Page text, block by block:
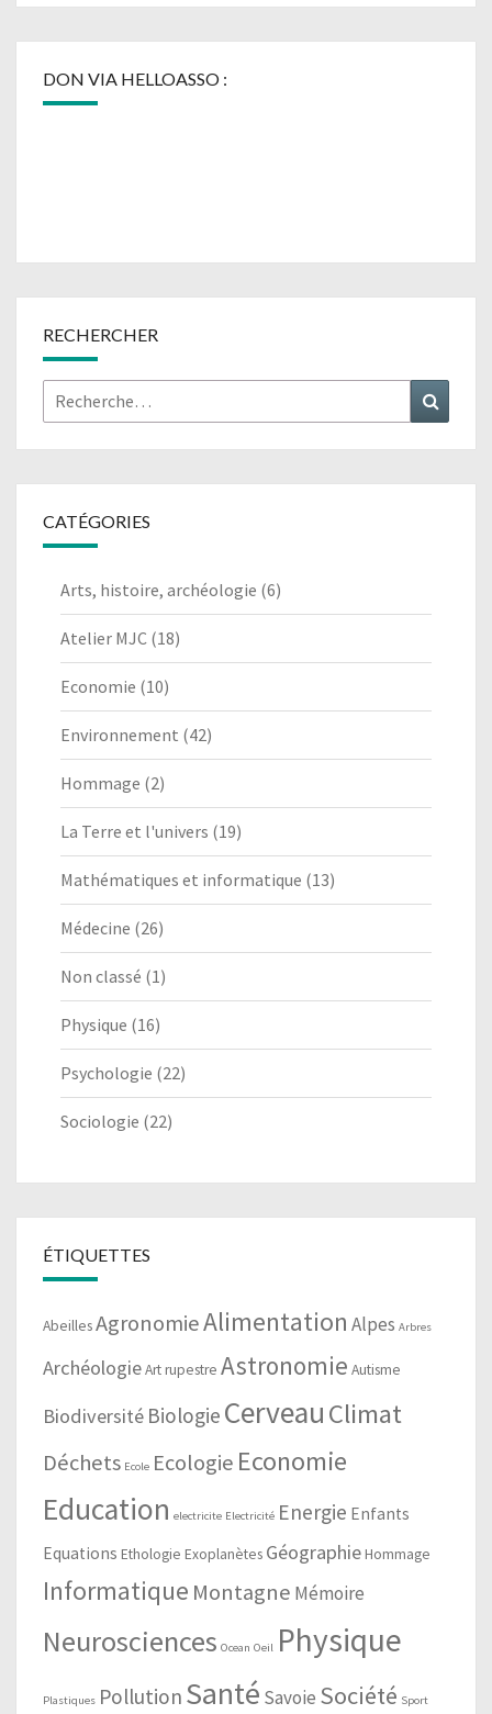
DON VIA HELLOASSO :
RECHERCHER
Rechercher :
CATÉGORIES
Arts, histoire, archéologie (6)
Atelier MJC (18)
Economie (10)
Environnement (42)
Hommage (2)
La Terre et l'univers (19)
Mathématiques et informatique (13)
Médecine (26)
Non classé (1)
Physique (16)
Psychologie (22)
Sociologie (22)
ÉTIQUETTES
AbeillesAgronomieAlimentation Alpes Arbres
ArchéologieArt rupestre Astronomie Autisme
Biodiversité Biologie CerveauClimat
Déchets Ecole Ecologie Economie
Education electricite Electricité Energie Enfants
Equations Ethologie Exoplanètes GéographieHommage
Informatique Montagne Mémoire
Neurosciences Ocean Oeil Physique
Plastiques Pollution Santé Savoie Société Sport